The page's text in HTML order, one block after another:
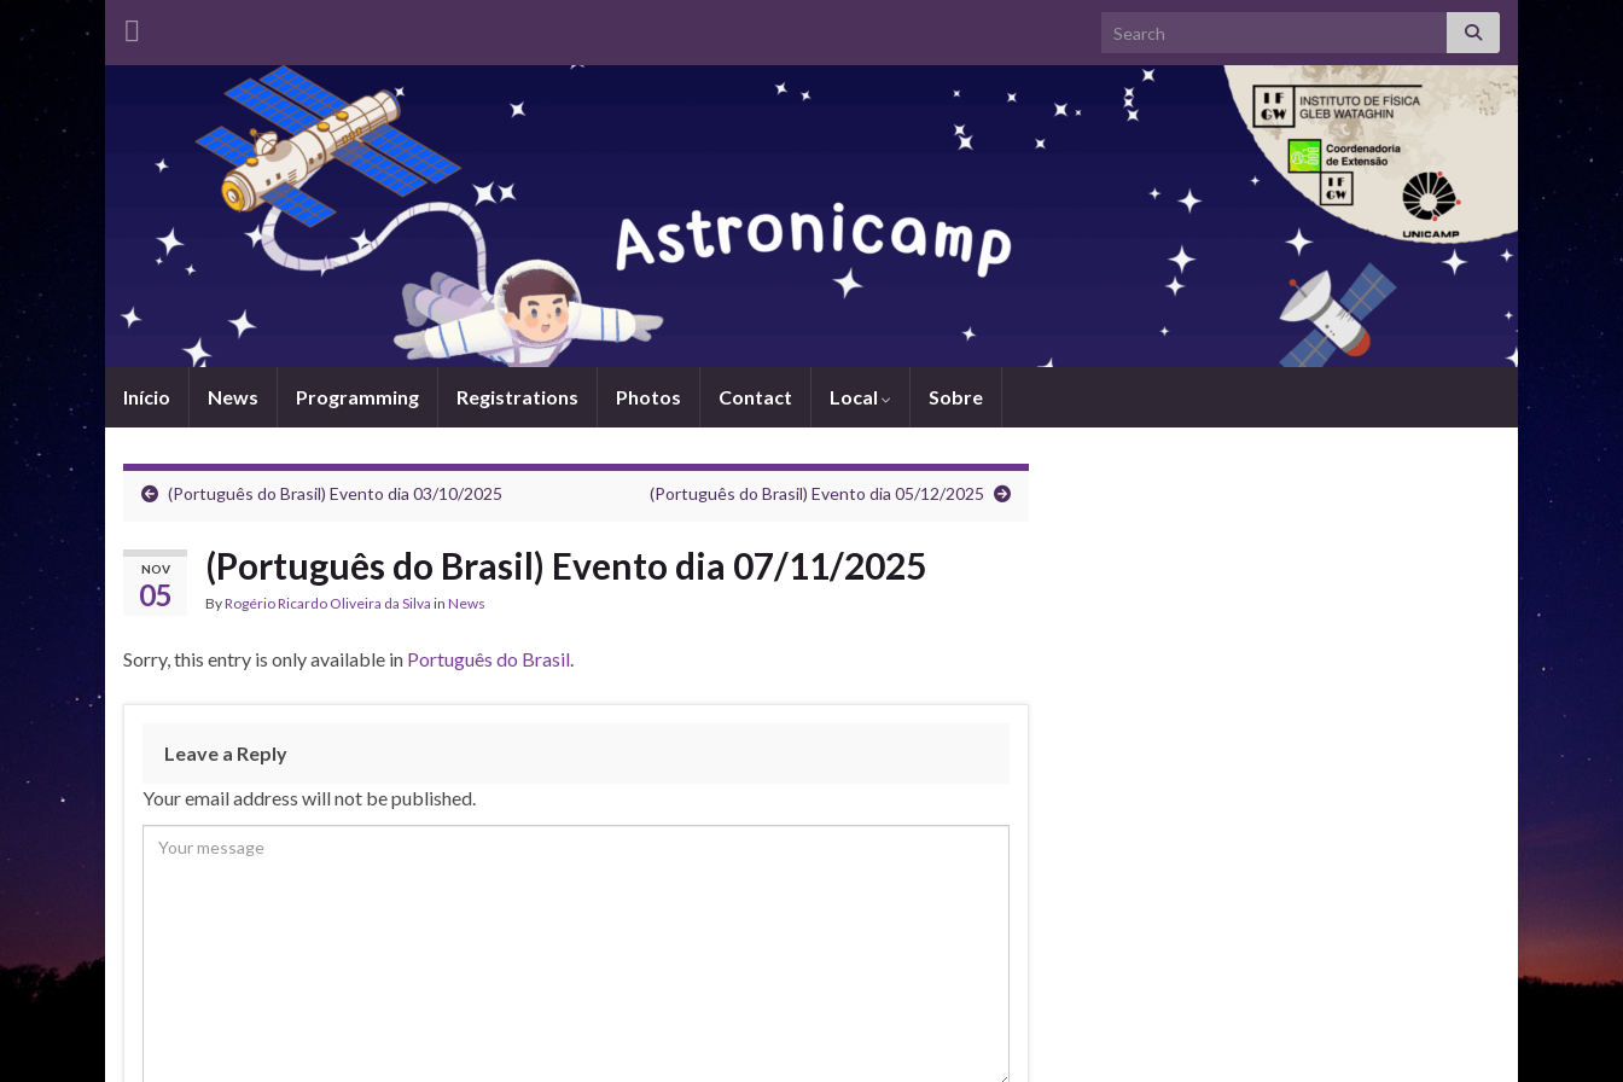
Search for:
Início News Programming Registrations Photos Contact Local Sobre
(Português do Brasil) Evento dia 03/10/2025 (Português do Brasil) Evento dia 05/12/2025
NOV
05
(Português do Brasil) Evento dia 07/11/2025
ByRogério Ricardo Oliveira da Silva in News
Sorry, this entry is only available in Português do Brasil.
Leave a Reply
Your email address will not be published.